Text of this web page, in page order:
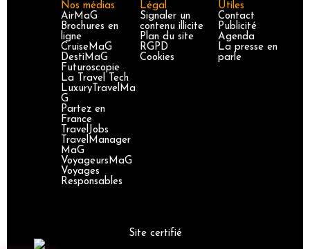
Nos médias
AirMaG
Brochures en
ligne
CruiseMaG
DestiMaG
Futuroscopie
La Travel Tech
LuxuryTravelMa
G
Partez en
France
TravelJobs
TravelManager
MaG
VoyageursMaG
Voyages
Responsables
Légal
Signaler un
contenu illicite
Plan du site
RGPD
Cookies
Utiles
Contact
Publicité
Agenda
La presse en
parle
Site certifié